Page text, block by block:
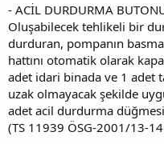
- ACİL DURDURMA
Oluşabilecek tehlikeli bir
durduran, pompanın
hattını otomatik olarak
adet idari binada ve 1 adet
uzak olmayacak şekilde
adet acil durdurma düğmesi
(TS 11939 ÖSG-2001/13-